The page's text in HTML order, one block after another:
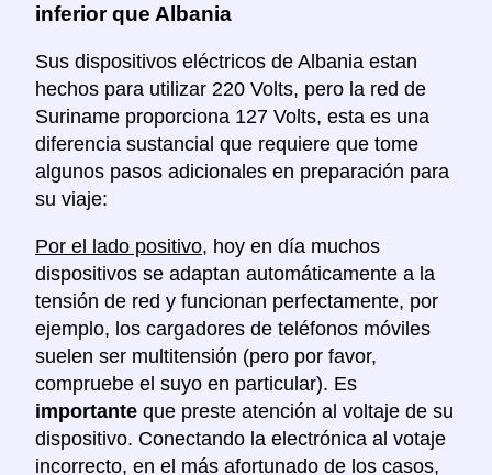
inferior que Albania
Sus dispositivos eléctricos de Albania estan
hechos para utilizar 220 Volts, pero la red de
Suriname proporciona 127 Volts, esta es una
diferencia sustancial que requiere que tome
algunos pasos adicionales en preparación para
su viaje:
Por el lado positivo, hoy en día muchos
dispositivos se adaptan automáticamente a la
tensión de red y funcionan perfectamente, por
ejemplo, los cargadores de teléfonos móviles
suelen ser multitensión (pero por favor,
compruebe el suyo en particular). Es
importante que preste atención al voltaje de su
dispositivo. Conectando la electrónica al votaje
incorrecto, en el más afortunado de los casos,